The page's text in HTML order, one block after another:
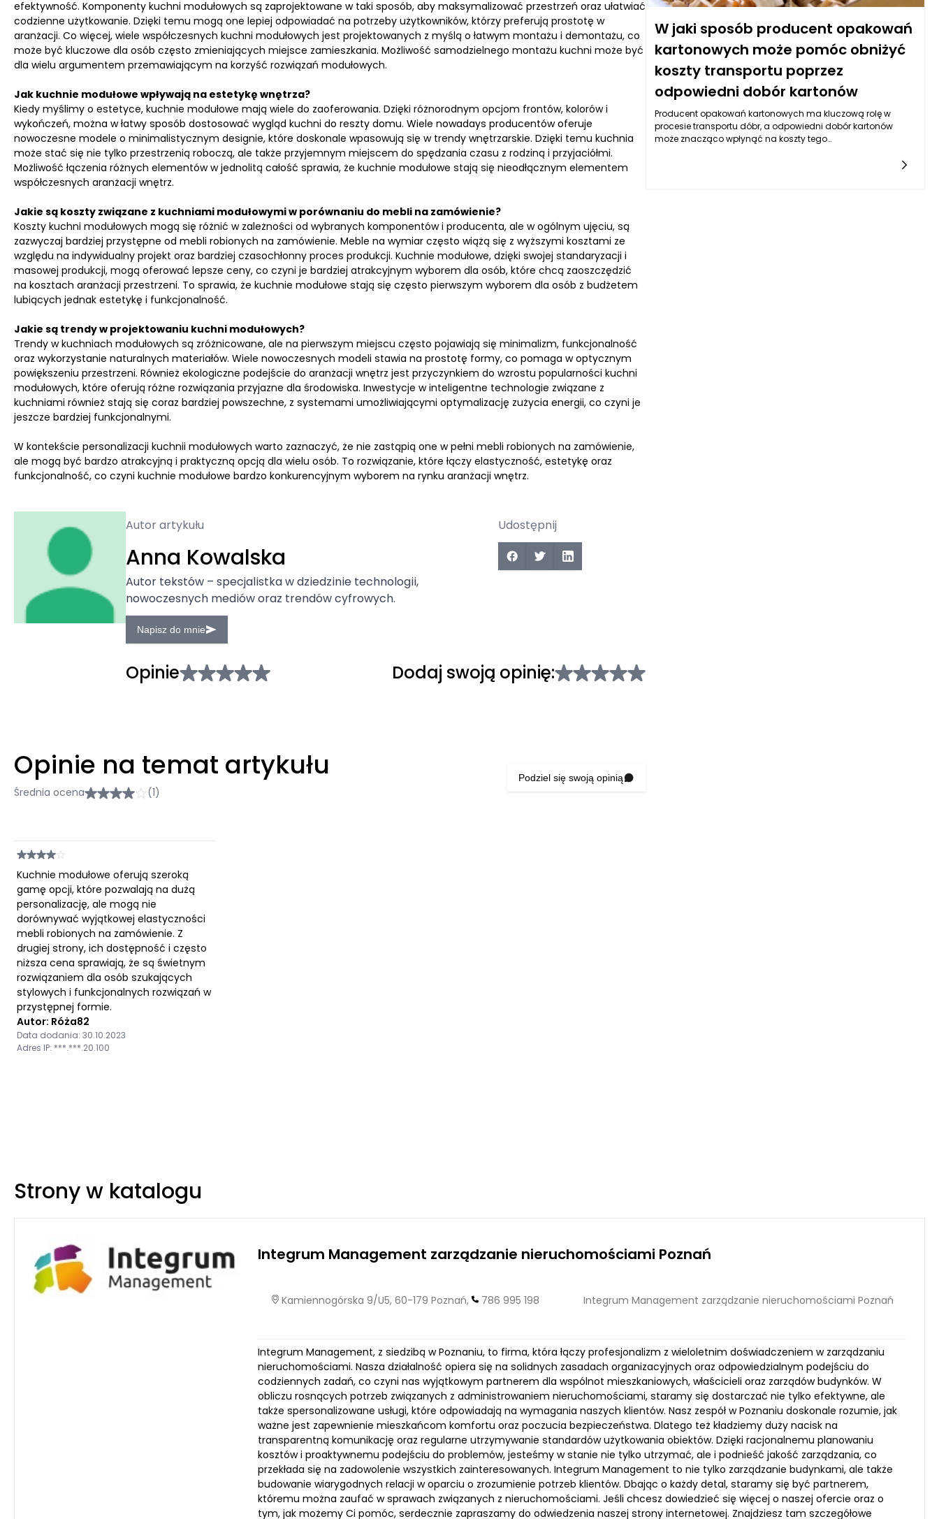
efektywność. Komponenty kuchni modułowych są zaprojektowane w taki sposób, aby maksymalizować przestrzeń oraz ułatwiać
codzienne użytkowanie. Dzięki temu mogą one lepiej odpowiadać na potrzeby użytkowników, którzy preferują prostotę w
aranżacji. Co więcej, wiele współczesnych kuchni modułowych jest projektowanych z myślą o łatwym montażu i demontażu, co
może być kluczowe dla osób często zmieniających miejsce zamieszkania. Możliwość samodzielnego montażu kuchni może być
dla wielu argumentem przemawiającym na korzyść rozwiązań modułowych.
Jak kuchnie modułowe wpływają na estetykę wnętrza?
Kiedy myślimy o estetyce, kuchnie modułowe mają wiele do zaoferowania. Dzięki różnorodnym opcjom frontów, kolorów i
wykończeń, można w łatwy sposób dostosować wygląd kuchni do reszty domu. Wiele nowadays producentów oferuje
nowoczesne modele o minimalistycznym designie, które doskonale wpasowują się w trendy wnętrzarskie. Dzięki temu kuchnia
może stać się nie tylko przestrzenią roboczą, ale także przyjemnym miejscem do spędzania czasu z rodziną i przyjaciółmi.
Możliwość łączenia różnych elementów w jednolitą całość sprawia, że kuchnie modułowe stają się nieodłącznym elementem
współczesnych aranżacji wnętrz.
Jakie są koszty związane z kuchniami modułowymi w porównaniu do mebli na zamówienie?
Koszty kuchni modułowych mogą się różnić w zależności od wybranych komponentów i producenta, ale w ogólnym ujęciu, są
zazwyczaj bardziej przystępne od mebli robionych na zamówienie. Meble na wymiar często wiążą się z wyższymi kosztami ze
względu na indywidualny projekt oraz bardziej czasochłonny proces produkcji. Kuchnie modułowe, dzięki swojej standaryzacji i
masowej produkcji, mogą oferować lepsze ceny, co czyni je bardziej atrakcyjnym wyborem dla osób, które chcą zaoszczędzić
na kosztach aranżacji przestrzeni. To sprawia, że kuchnie modułowe stają się często pierwszym wyborem dla osób z budżetem
lubiących jednak estetykę i funkcjonalność.
Jakie są trendy w projektowaniu kuchni modułowych?
Trendy w kuchniach modułowych są zróżnicowane, ale na pierwszym miejscu często pojawiają się minimalizm, funkcjonalność
oraz wykorzystanie naturalnych materiałów. Wiele nowoczesnych modeli stawia na prostotę formy, co pomaga w optycznym
powiększeniu przestrzeni. Również ekologiczne podejście do aranżacji wnętrz jest przyczynkiem do wzrostu popularności kuchni
modułowych, które oferują różne rozwiązania przyjazne dla środowiska. Inwestycje w inteligentne technologie związane z
kuchniami również stają się coraz bardziej powszechne, z systemami umożliwiającymi optymalizację zużycia energii, co czyni je
jeszcze bardziej funkcjonalnymi.
W kontekście personalizacji kuchnii modułowych warto zaznaczyć, że nie zastąpią one w pełni mebli robionych na zamówienie,
ale mogą być bardzo atrakcyjną i praktyczną opcją dla wielu osób. To rozwiązanie, które łączy elastyczność, estetykę oraz
funkcjonalność, co czyni kuchnie modułowe bardzo konkurencyjnym wyborem na rynku aranżacji wnętrz.
Autor artykułu
Anna Kowalska
Autor tekstów – specjalistka w dziedzinie technologii,
nowoczesnych mediów oraz trendów cyfrowych.
Napisz do mnie
Udostępnij
Opinie Dodaj swoją opinię:
Opinie na temat artykułu
Średnia ocena (1)
Podziel się swoją opinią
Kuchnie modułowe oferują szeroką
gamę opcji, które pozwalają na dużą
personalizację, ale mogą nie
dorównywać wyjątkowej elastyczności
mebli robionych na zamówienie. Z
drugiej strony, ich dostępność i często
niższa cena sprawiają, że są świetnym
rozwiązaniem dla osób szukających
stylowych i funkcjonalnych rozwiązań w
przystępnej formie.
Autor: Róża82
Data dodania: 30.10.2023
Adres IP: ***.***.20.100
W jaki sposób producent opakowań
kartonowych może pomóc obniżyć
koszty transportu poprzez
odpowiedni dobór kartonów
Producent opakowań kartonowych ma kluczową rolę w
procesie transportu dóbr, a odpowiedni dobór kartonów
może znacząco wpłynąć na koszty tego
Strony w katalogu
Integrum Management zarządzanie nieruchomościami Poznań
Kamiennogórska 9/U5, 60-179 Poznań, 786 995 198 Integrum Management zarządzanie nieruchomościami Poznań
Integrum Management, z siedzibą w Poznaniu, to firma, która łączy profesjonalizm z wieloletnim doświadczeniem w zarządzaniu
nieruchomościami. Nasza działalność opiera się na solidnych zasadach organizacyjnych oraz odpowiedzialnym podejściu do
codziennych zadań, co czyni nas wyjątkowym partnerem dla wspólnot mieszkaniowych, właścicieli oraz zarządów budynków. W
obliczu rosnących potrzeb związanych z administrowaniem nieruchomościami, staramy się dostarczać nie tylko efektywne, ale
także spersonalizowane usługi, które odpowiadają na wymagania naszych klientów. Nasz zespół w Poznaniu doskonale rozumie, jak
ważne jest zapewnienie mieszkańcom komfortu oraz poczucia bezpieczeństwa. Dlatego też kładziemy duży nacisk na
transparentną komunikację oraz regularne utrzymywanie standardów użytkowania obiektów. Dzięki racjonalnemu planowaniu
kosztów i proaktywnemu podejściu do problemów, jesteśmy w stanie nie tylko utrzymać, ale i podnieść jakość zarządzania, co
przekłada się na zadowolenie wszystkich zainteresowanych. Integrum Management to nie tylko zarządzanie budynkami, ale także
budowanie wiarygodnych relacji w oparciu o zrozumienie potrzeb klientów. Dbając o każdy detal, staramy się być partnerem,
któremu można zaufać w sprawach związanych z nieruchomościami. Jeśli chcesz dowiedzieć się więcej o naszej ofercie oraz o
tym, jak możemy Ci pomóc, serdecznie zapraszamy do odwiedzenia naszej strony internetowej. Znajdziesz tam szczegółowe